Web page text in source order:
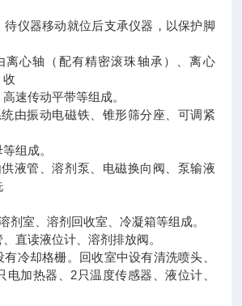
待仪器移动就位后支承仪器，以保护脚
离心轴（配有精密滚珠轴承）、离心
收
速传动平带等组成。
由振动电磁铁、锥形筛分座、可调紧
组成。
液管、溶剂泵、电磁换向阀、泵输液
剂室、溶剂回收室、冷凝箱等组成。
直读液位计、溶剂排放阀。
冷却格栅。回收室中设有清洗喷头、
电加热器、2只温度传感器、液位计、